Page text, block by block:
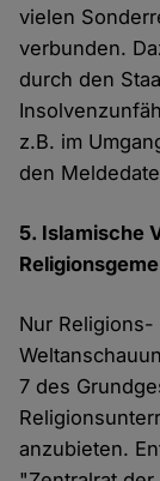
vielen
verbunden.
durch den
z.B. im
den
5. Islamische
Nur Religions-
7 des
anzubieten.